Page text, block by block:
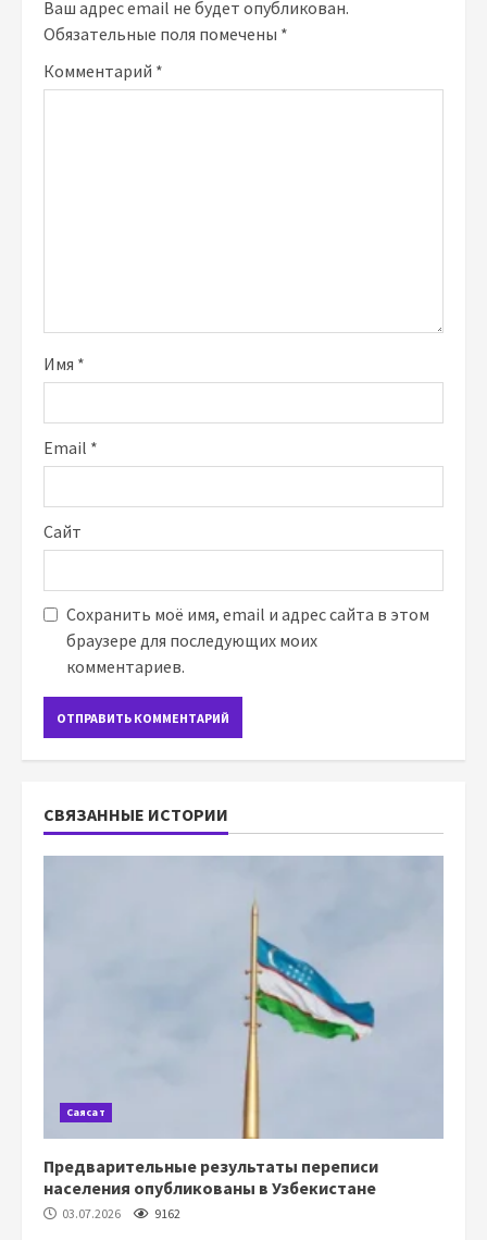
Ваш адрес email не будет опубликован.
Обязательные поля помечены *
Комментарий *
Имя *
Email *
Сайт
Сохранить моё имя, email и адрес сайта в этом
браузере для последующих моих
комментариев.
СВЯЗАННЫЕ ИСТОРИИ
Саясат
Предварительные результаты переписи
населения опубликованы в Узбекистане
03.07.2026 9162